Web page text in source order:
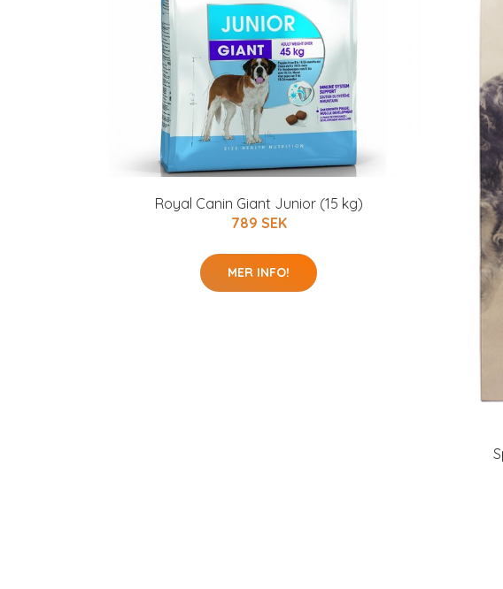
Royal Canin Giant Junior (15 kg)
789 SEK
MER INFO!